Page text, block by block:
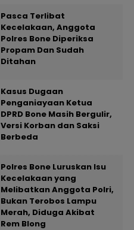
Pasca Terlibat
Kecelakaan, Anggota
Polres Bone Diperiksa
Propam Dan Sudah
Ditahan
Kasus Dugaan
Penganiayaan Ketua
DPRD Bone Masih Bergulir,
Versi Korban dan Saksi
Berbeda
Polres Bone Luruskan Isu
Kecelakaan yang
Melibatkan Anggota Polri,
Bukan Terobos Lampu
Merah, Diduga Akibat
Rem Blong